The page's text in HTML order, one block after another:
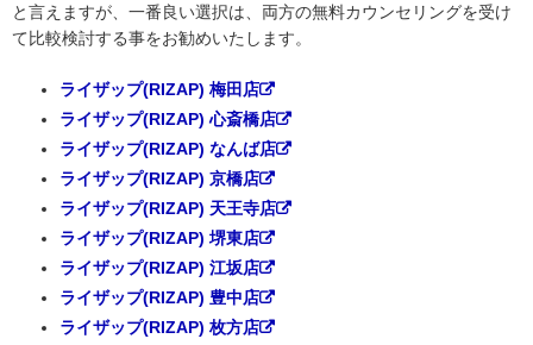
と言えますが、一番良い選択は、両方の無料カウンセリングを受け
て比較検討する事をお勧めいたします。
ライザップ(RIZAP) 梅田店
ライザップ(RIZAP) 心斎橋店
ライザップ(RIZAP) なんば店
ライザップ(RIZAP) 京橋店
ライザップ(RIZAP) 天王寺店
ライザップ(RIZAP) 堺東店
ライザップ(RIZAP) 江坂店
ライザップ(RIZAP) 豊中店
ライザップ(RIZAP) 枚方店